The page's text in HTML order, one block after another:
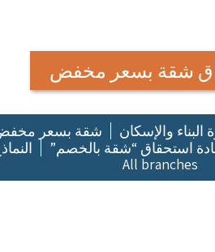
شقة بسعر مخفض
والإسكان شقة بسعر
استحقاق “شقة بالخصم”
All branches